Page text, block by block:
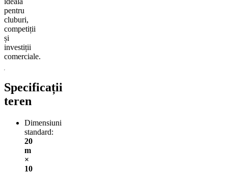
pentru
cluburi,
competiții
și
investiții
comerciale.
Specificații
teren
Dimensiuni
standard:
20
m
×
10